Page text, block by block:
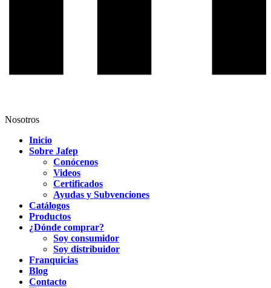
Nosotros
Inicio
Sobre Jafep
Conócenos
Videos
Certificados
Ayudas y Subvenciones
Catálogos
Productos
¿Dónde comprar?
Soy consumidor
Soy distribuidor
Franquicias
Blog
Contacto